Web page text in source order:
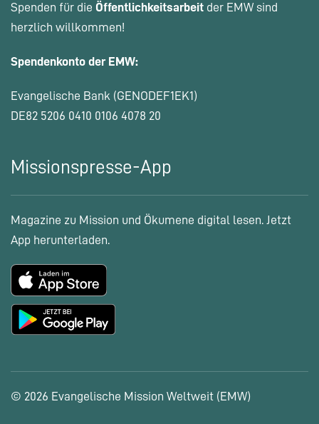
Spenden für die Öffentlichkeitsarbeit der EMW sind
herzlich willkommen!
Spendenkonto der EMW:
Evangelische Bank (GENODEF1EK1)
DE82 5206 0410 0106 4078 20
Missionspresse-App
Magazine zu Mission und Ökumene digital lesen. Jetzt
App herunterladen.
© 2026 Evangelische Mission Weltweit (EMW)